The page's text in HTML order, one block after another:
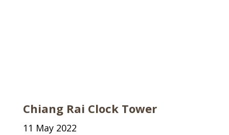
Chiang Rai Clock Tower
11 May 2022